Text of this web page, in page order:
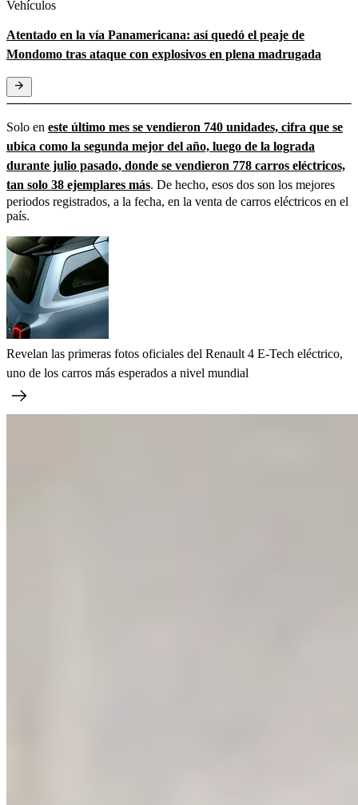
Vehículos
Atentado en la vía Panamericana: así quedó el peaje de
Mondomo tras ataque con explosivos en plena madrugada
Solo en este último mes se vendieron 740 unidades, cifra que se
ubica como la segunda mejor del año, luego de la lograda
durante julio pasado, donde se vendieron 778 carros eléctricos,
tan solo 38 ejemplares más. De hecho, esos dos son los mejores
periodos registrados, a la fecha, en la venta de carros eléctricos en el
país.
Revelan las primeras fotos oficiales del Renault 4 E-Tech eléctrico,
uno de los carros más esperados a nivel mundial